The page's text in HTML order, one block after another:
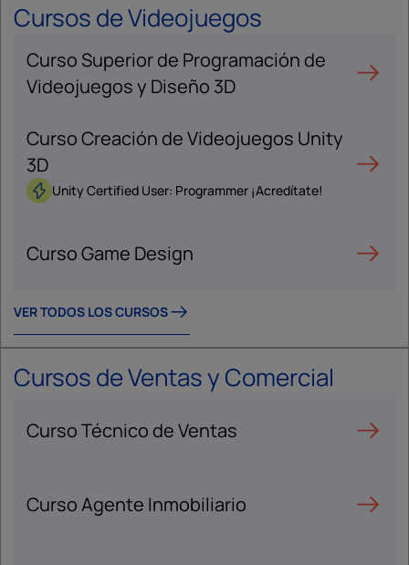
Cursos de Videojuegos
Curso Superior de Programación de
Videojuegos y Diseño 3D
Curso Creación de Videojuegos Unity
3D
Unity Certified User: Programmer ¡Acredítate!
Curso Game Design
VER TODOS LOS CURSOS
Cursos de Ventas y Comercial
Curso Técnico de Ventas
Curso Agente Inmobiliario